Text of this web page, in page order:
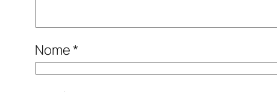
Nome*